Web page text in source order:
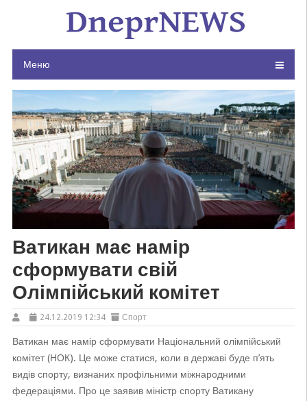
Меню
Ватикан має намір
сформувати свій
Олімпійський комітет
24.12.2019 12:34 Спорт
Ватикан має намір сформувати Національний олімпійський
комітет (НОК). Це може статися, коли в державі буде п’ять
видів спорту, визнаних профільними міжнародними
федераціями. Про це заявив міністр спорту Ватикану